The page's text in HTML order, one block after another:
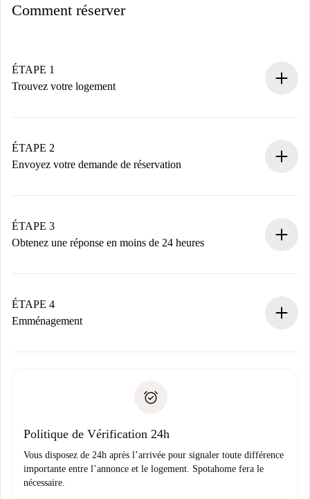
Comment réserver
ÉTAPE 1
Trouvez votre logement
Vous disposez à l’avance de toutes les informations
nécessaires.
ÉTAPE 2
Envoyez votre demande de réservation
Nous ne vous facturerons rien tant que le propriétaire
n’aura pas accepté.
ÉTAPE 3
Obtenez une réponse en moins de 24 heures
contact avec le propriétaire.
Si refusé : aucun prélèvement et nous vous proposerons
Justificatif de solvabilité
ÉTAPE 4
Emménagement
uniquement si aucun problème n'est signalé.
Politique de Vérification 24h
Vous disposez de 24h après l’arrivée pour signaler toute différence
importante entre l’annonce et le logement. Spotahome fera le
nécessaire.